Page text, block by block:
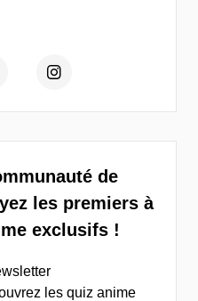
de
les premiers à
exclusifs !
les quiz anime